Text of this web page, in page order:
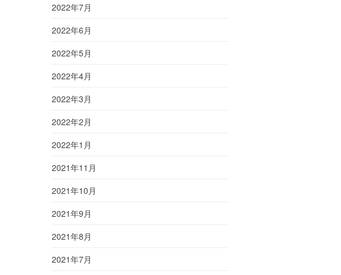
2022年7月
2022年6月
2022年5月
2022年4月
2022年3月
2022年2月
2022年1月
2021年11月
2021年10月
2021年9月
2021年8月
2021年7月